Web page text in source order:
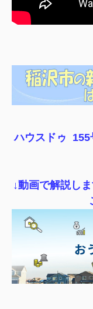
ハウスドゥ 155
↓動画で解説し